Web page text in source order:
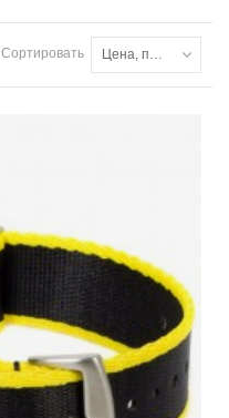
Сортировать Цена, по возрастанию